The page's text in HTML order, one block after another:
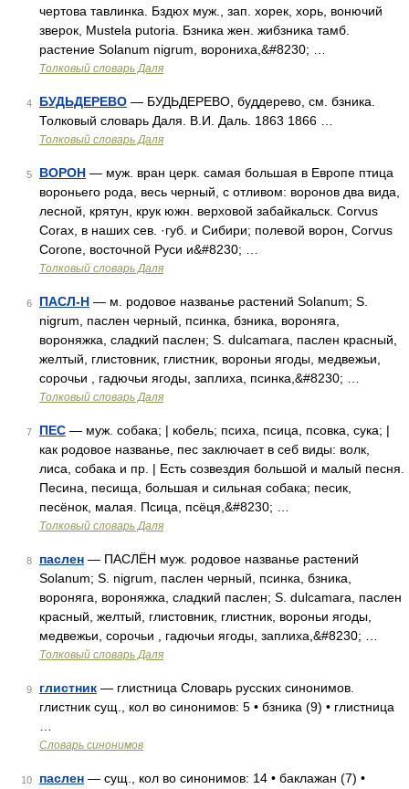
чертова тавлинка. Бздюх муж., зап. хорек, хорь, вонючий
зверок, Mustela putoria. Бзника жен. жибзника тамб.
растение Solanum nigrum, ворониха,&#8230; …
Толковый словарь Даля
4 БУДЬДЕРЕВО — БУДЬДЕРЕВО, буддерево, см. бзника.
Толковый словарь Даля. В.И. Даль. 1863 1866 …
Толковый словарь Даля
5 ВОРОН — муж. вран церк. самая большая в Европе птица
вороньего рода, весь черный, с отливом: воронов два вида,
лесной, крятун, крук южн. верховой забайкальск. Corvus
Corax, в наших сев. ·губ. и Сибири; полевой ворон, Corvus
Corone, восточной Руси и&#8230; …
Толковый словарь Даля
6 ПАСЛ-Н — м. родовое названье растений Solanum; S.
nigrum, паслен черный, псинка, бзника, вороняга,
вороняжка, сладкий паслен; S. dulcamara, паслен красный,
желтый, глистовник, глистник, вороньи ягоды, медвежьи,
сорочьи , гадючьи ягоды, заплиха, псинка,&#8230; …
Толковый словарь Даля
7 ПЕС — муж. собака; | кобель; психа, псица, псовка, сука; |
как родовое названье, пес заключает в себ виды: волк,
лиса, собака и пр. | Есть созвездия большой и малый песня.
Песина, песища, большая и сильная собака; песик,
песёнок, малая. Псица, псёця,&#8230; …
Толковый словарь Даля
8 паслен — ПАСЛЁН муж. родовое названье растений
Solanum; S. nigrum, паслен черный, псинка, бзника,
вороняга, вороняжка, сладкий паслен; S. dulcamara, паслен
красный, желтый, глистовник, глистник, вороньи ягоды,
медвежьи, сорочьи , гадючьи ягоды, заплиха,&#8230; …
Толковый словарь Даля
9 глистник — глистница Словарь русских синонимов.
глистник сущ., кол во синонимов: 5 • бзника (9) • глистница
Словарь синонимов
10 паслен — сущ., кол во синонимов: 14 • баклажан (7) •